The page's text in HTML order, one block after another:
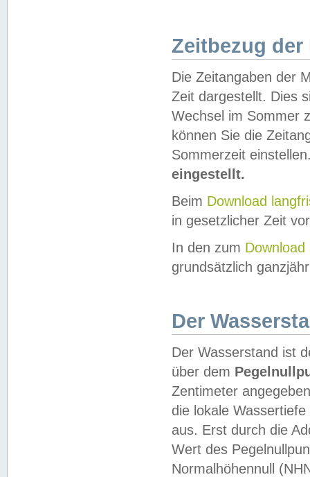
Zeitbezug der
Die Zeitangaben der
Zeit dargestellt. Dies
Wechsel im Sommer
können Sie die
Sommerzeit
eingestellt.
Beim Download
in gesetzlicher Zeit
In den zum Download
grundsätzlich
Der
Der Wasserstand ist
über dem
Zentimeter
die lokale
aus. Erst durch die
Wert des
Normalhöhennull